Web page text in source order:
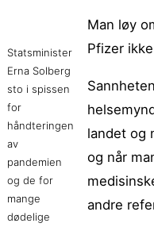
Statsminister
Erna Solberg
sto i spissen
for
håndteringen
av
pandemien
og de for
mange
dødelige
Man løy
Pfizer
landet og
og når
andre